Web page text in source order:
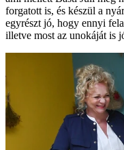
forgatott is, és készül a
egyrészt jó, hogy ennyi
illetve most az unokáját is